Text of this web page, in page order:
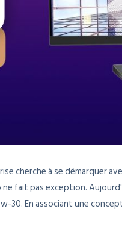
cherche à se démarquer
fait pas exception.
30. En associant une